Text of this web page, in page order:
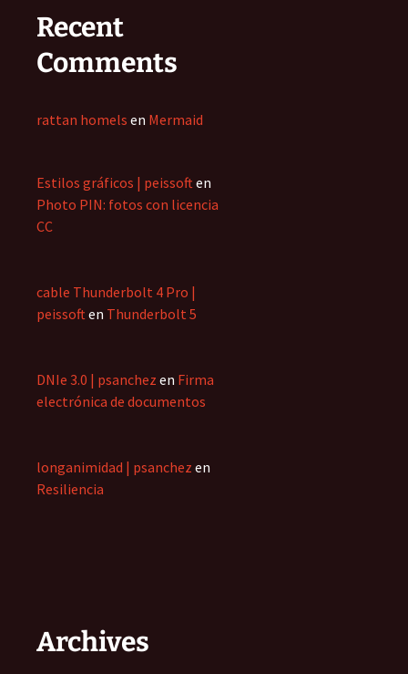
Recent
Comments
rattan homels en Mermaid
Estilos gráficos | peissoft en
Photo PIN: fotos con licencia
CC
cable Thunderbolt 4 Pro |
peissoft en Thunderbolt 5
DNIe 3.0 | psanchez en Firma
electrónica de documentos
longanimidad | psanchez en
Resiliencia
Archives